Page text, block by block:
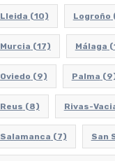
Lleida (10) Logroño
Murcia (17) Málaga
Oviedo (9) Palma
Reus (8) Rivas-
Salamanca (7) San